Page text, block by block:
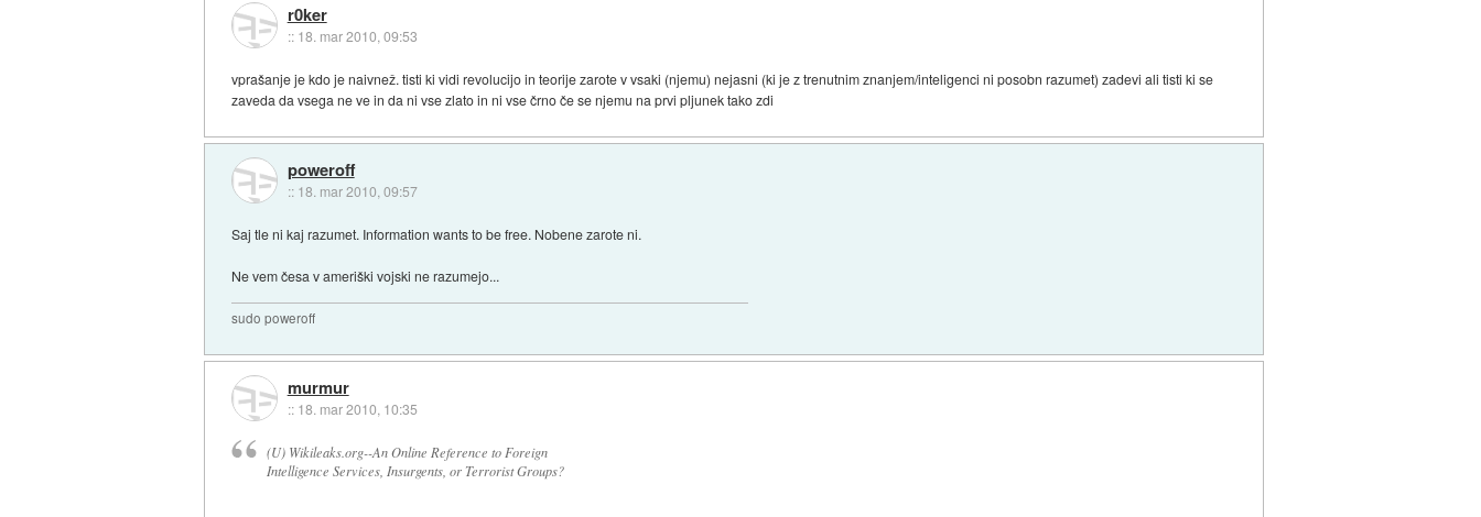
r0ker
:: 18. mar 2010, 09:53
vprašanje je kdo je naivnež. tisti ki vidi revolucijo in teorije zarote v vsaki (njemu) nejasni (ki je z trenutnim znanjem/inteligenci ni posobn razumet) zadevi ali tisti ki se
zaveda da vsega ne ve in da ni vse zlato in ni vse črno če se njemu na prvi pljunek tako zdi
poweroff
:: 18. mar 2010, 09:57
Saj tle ni kaj razumet. Information wants to be free. Nobene zarote ni.
Ne vem česa v ameriški vojski ne razumejo...
sudo poweroff
murmur
:: 18. mar 2010, 10:35
(U) Wikileaks.org--An Online Reference to Foreign
Intelligence Services, Insurgents, or Terrorist Groups?